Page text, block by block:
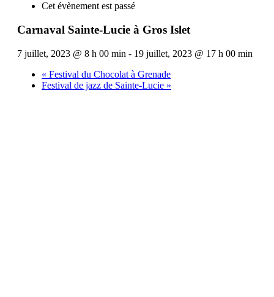
Cet évènement est passé
Carnaval Sainte-Lucie à Gros Islet
7 juillet, 2023 @ 8 h 00 min - 19 juillet, 2023 @ 17 h 00 min
« Festival du Chocolat à Grenade
Festival de jazz de Sainte-Lucie »